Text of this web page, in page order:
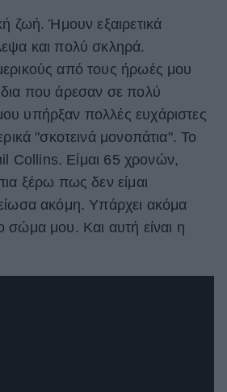
ζωή. Ήμουν εξαιρετικά
και πολύ σκληρά.
από τους ήρωές μου
που άρεσαν σε πολύ
υπήρξαν πολλές ευχάριστες
"σκοτεινά μονοπάτια". Το
Collins. Είμαι 65 χρονών,
ξέρω πως δεν είμαι
ακόμη. Υπάρχει ακόμα
σώμα μου. Και αυτή είναι η